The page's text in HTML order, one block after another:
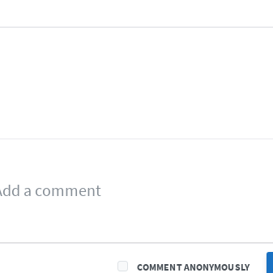
COMMENT ANONYMOUSLY